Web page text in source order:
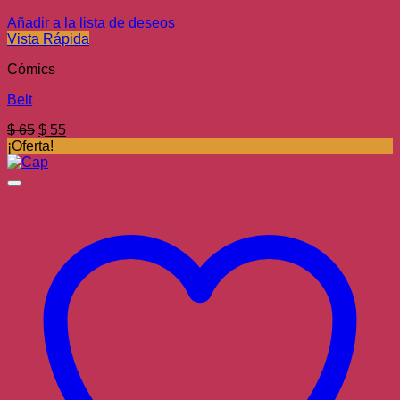
Añadir a la lista de deseos
Vista Rápida
Cómics
Belt
$65 El
precio
original
$ 55El
¡Oferta!